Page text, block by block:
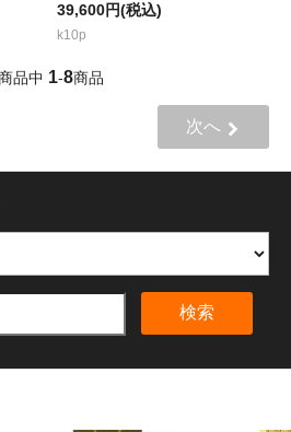
39,600円(税込)
k10p
品中 1-8商品
次へ
検索